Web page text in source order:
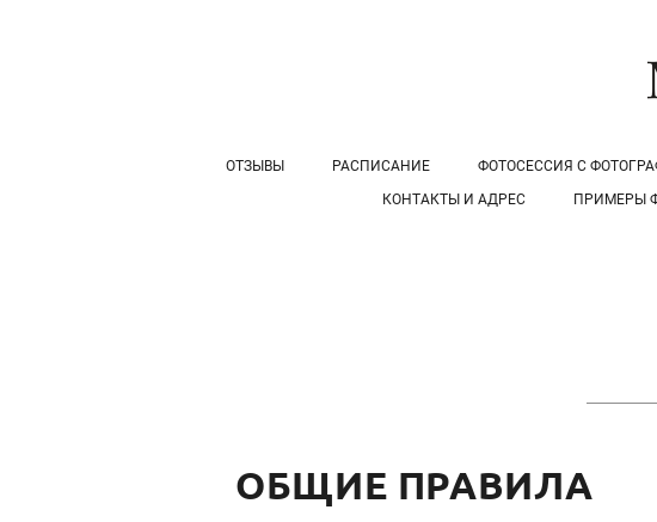
ОТЗЫВЫ РАСПИСАНИЕ ФОТОСЕССИЯ С
КОНТАКТЫ И АДРЕС
ПРИМЕРЫ
ОБЩИЕ ПРАВИЛА